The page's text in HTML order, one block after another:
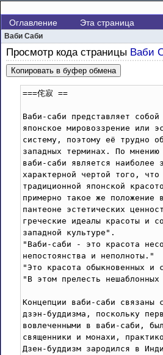
Оглавление Эта страница
Ваби Cаби
Просмотр кода страницы Ваби
Копировать в буфер обмена
===侘寂 ==
Ваби-саби представляет собой
японское мировоззрение или
систему, поэтому её трудно
западных терминах. По мнению
ваби-саби является наиболее
характерной чертой того, что
традиционной японской
примерно такое же положение
пантеоне эстетических
греческие идеалы красоты и
западной культуре".
"Ваби-саби - это красота
непостоянства и неполноты."
"Это красота обыкновенныx и
"В этом прелесть
Концепции ваби-саби связаны
дзэн-буддизма, поскольку
вовлеченными в ваби-саби,
священники и монахи,
Дзен-буддизм зародился в